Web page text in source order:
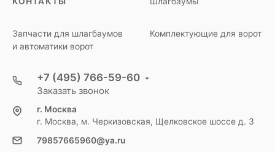
Запчасти для шлагбаумов
и автоматики ворот
Комплектующие для ворот
+7 (495) 766-59-60
Заказать звонок
г. Москва
г. Москва, м. Черкизовская, Щелковское шоссе д. 3
79857665960@ya.ru